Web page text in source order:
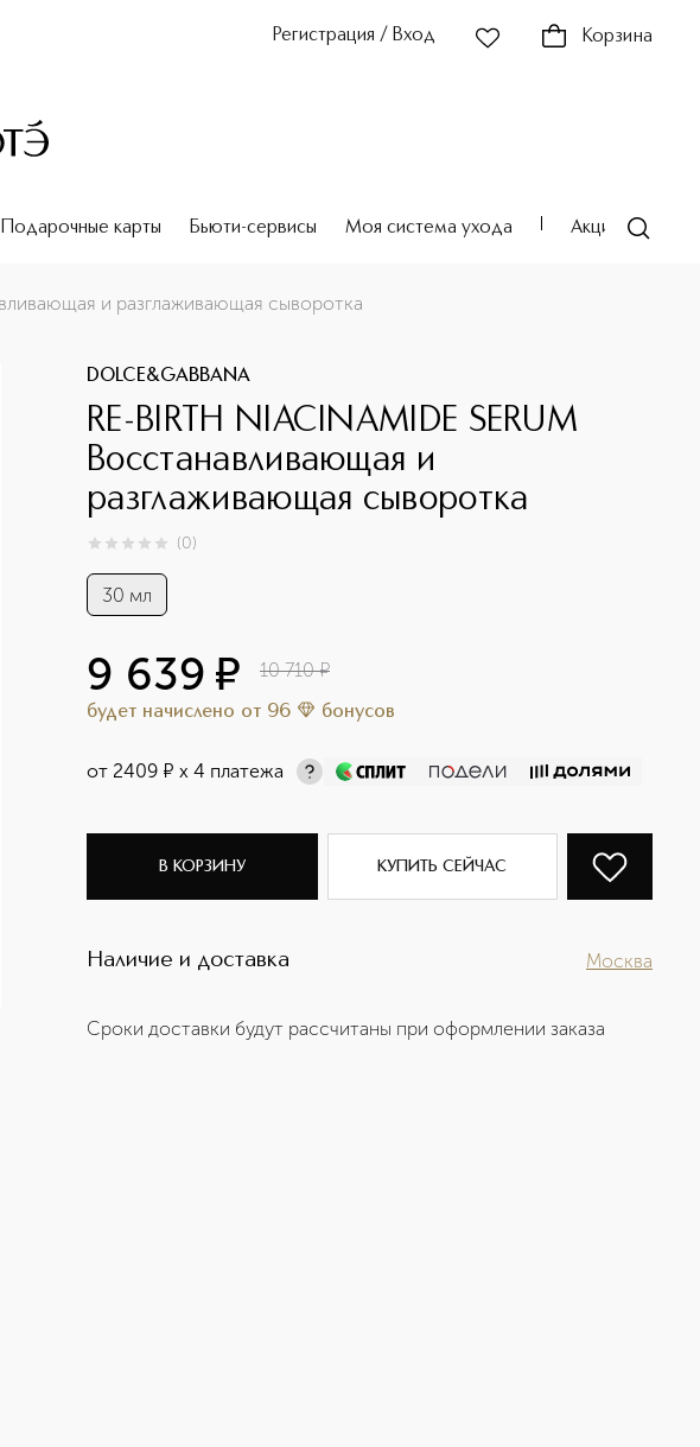
Регистрация / Вход Корзина
Подарочные карты Бьюти-сервисы Моя система ухода Акции
и разглаживающая сыворотка
DOLCE&GABBANA
RE-BIRTH NIACINAMIDE SERUM
Восстанавливающая и
разглаживающая сыворотка
0из 0 (0)
30 мл
9 639 ¤ 10 710 ¤
будет начислено от 96 бонусов
от 2409 ¤ х 4 платежа
В КОРЗИНУ КУПИТЬ СЕЙЧАС
Наличие и доставка Москва
Сроки доставки будут рассчитаны при оформлении заказа